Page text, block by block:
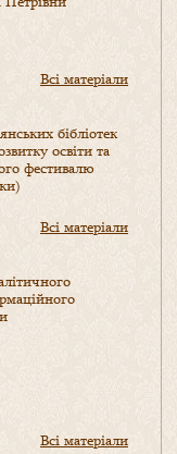
Всі матеріали
бібліотек
освіти та
фестивалю
Всі матеріали
Всі матеріали